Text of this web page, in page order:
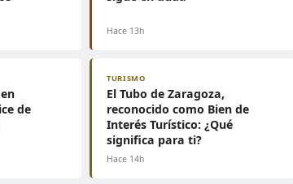
Hace 13h
de
TURISMO
El Tubo de Zaragoza,
reconocido como Bien de
Interés Turístico: ¿Qué
significa para ti?
Hace 14h